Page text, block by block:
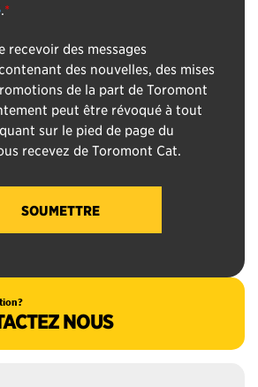
.*
recevoir des messages
des nouvelles, des mises
de la part de Toromont
peut être révoqué à tout
sur le pied de page du
recevez de Toromont Cat.
NOUS